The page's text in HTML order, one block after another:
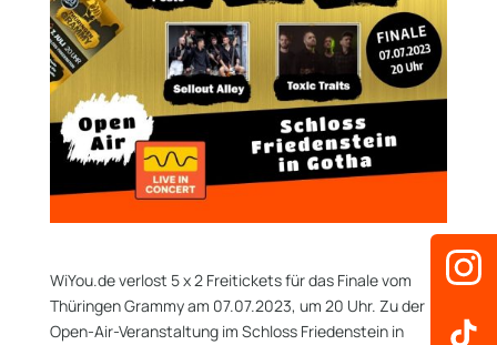
WiYou.de verlost 5 x 2 Freitickets für das Finale vom
Thüringen Grammy am 07.07.2023, um 20 Uhr. Zu der
Open-Air-Veranstaltung im Schloss Friedenstein in